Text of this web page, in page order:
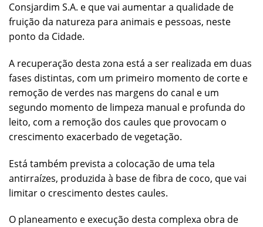
Consjardim S.A. e que vai aumentar a qualidade de
fruição da natureza para animais e pessoas, neste
ponto da Cidade.
A recuperação desta zona está a ser realizada em duas
fases distintas, com um primeiro momento de corte e
remoção de verdes nas margens do canal e um
segundo momento de limpeza manual e profunda do
leito, com a remoção dos caules que provocam o
crescimento exacerbado de vegetação.
Está também prevista a colocação de uma tela
antirraízes, produzida à base de fibra de coco, que vai
limitar o crescimento destes caules.
O planeamento e execução desta complexa obra de